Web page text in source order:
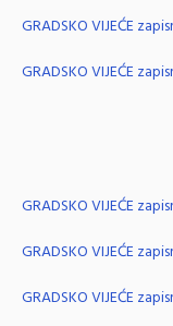
GRADSKO VIJEĆE
GRADSKO VIJEĆE
GRADSKO VIJEĆE
GRADSKO VIJEĆE
GRADSKO VIJEĆE